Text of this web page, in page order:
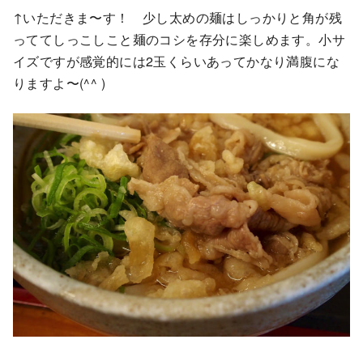
↑いただきま〜す！ 少し太めの麺はしっかりと角が残
っててしっこしこと麺のコシを存分に楽しめます。小サ
イズですが感覚的には2玉くらいあってかなり満腹にな
りますよ〜(^^ )